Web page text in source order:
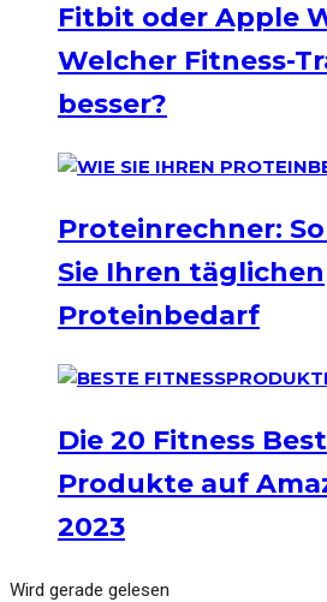
Fitbit oder Apple
Welcher Fitness-
besser?
Proteinrechner:
Sie Ihren täglichen
Proteinbedarf
Die 20 Fitness
Produkte auf
2023
Wird gerade gelesen